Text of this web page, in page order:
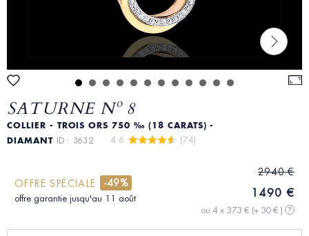
SATURNE Nº 8
COLLIER - TROIS ORS 750 ‰ (18 CARATS) -
DIAMANT ID : 3632 4.6 (74)
OFFRE SPÉCIALE -49%
offre garantie jusqu'au 11 août
2940 €
1490 €
ou 4 x 373 € (+ 30 € ) ?